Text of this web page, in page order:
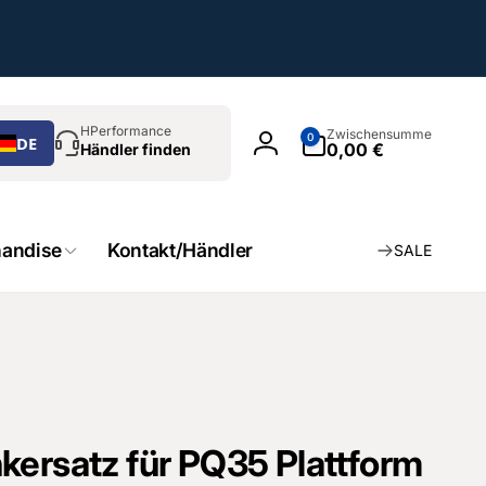
DE
HPerformance
Händler finden Einloggen
0
Artikel
Zwischensumme
0,00 €
Kontakt/Händler SALE
für PQ35 Plattform